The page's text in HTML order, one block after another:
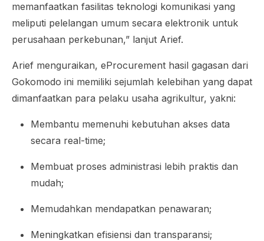
memanfaatkan fasilitas teknologi komunikasi yang
meliputi pelelangan umum secara elektronik untuk
perusahaan perkebunan,” lanjut Arief.
Arief menguraikan, eProcurement hasil gagasan dari
Gokomodo ini memiliki sejumlah kelebihan yang dapat
dimanfaatkan para pelaku usaha agrikultur, yakni:
Membantu memenuhi kebutuhan akses data
secara real-time;
Membuat proses administrasi lebih praktis dan
mudah;
Memudahkan mendapatkan penawaran;
Meningkatkan efisiensi dan transparansi;